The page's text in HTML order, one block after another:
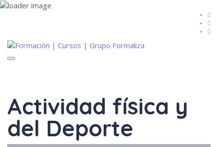
Toggle
Actividad física y
del Deporte